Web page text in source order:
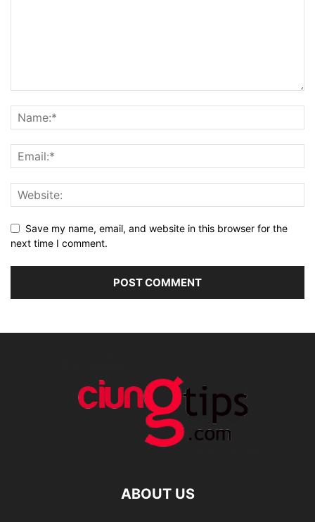
Save my name, email, and website in this browser for the
next time I comment.
ABOUT US